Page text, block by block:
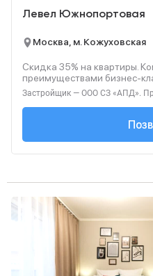
Левел Южнопортовая
Москва, м. Кожуховская
Скидка 35% на квартиры.
преимуществами бизнес-
+7